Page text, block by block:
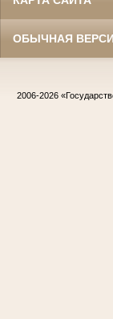
ОБЫЧНАЯ
2006-2026